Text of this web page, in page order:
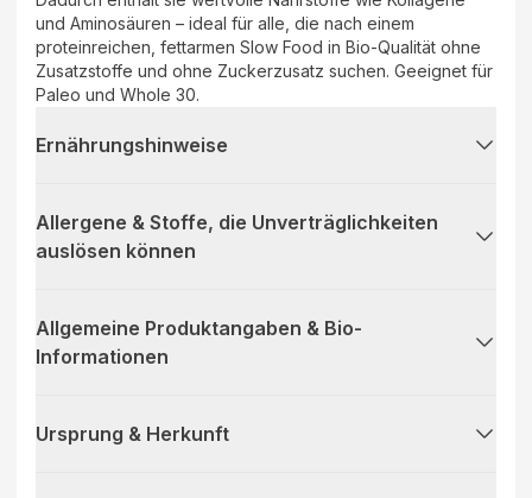
und Aminosäuren – ideal für alle, die nach einem
proteinreichen, fettarmen Slow Food in Bio-Qualität ohne
Zusatzstoffe und ohne Zuckerzusatz suchen. Geeignet für
Paleo und Whole 30.
Ernährungshinweise
Allergene & Stoffe, die Unverträglichkeiten
auslösen können
Allgemeine Produktangaben & Bio-
Informationen
Ursprung & Herkunft